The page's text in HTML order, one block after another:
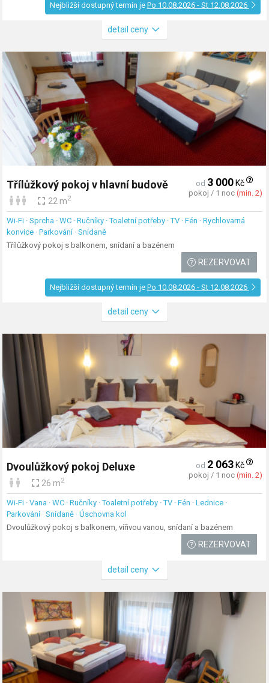
Nejbližší dostupný termín je Po 10.08.2026 - St 12.08.2026
detail ceny
Třílůžkový pokoj v hlavní budově
22 m2
od 3 000Kč
pokoj / 1 noc (min. 2)
Wi-Fi · Sprcha · WC · Ručníky · Toaletní potřeby · TV · Fén · Rychlovarná
konvice · Parkování · Snídaně
Třílůžkový pokoj s balkonem, snídaní a bazénem
REZERVOVAT
Nejbližší dostupný termín je Po 10.08.2026 - St 12.08.2026
detail ceny
Dvoulůžkový pokoj Deluxe
26 m2
od 2 063Kč
pokoj / 1 noc (min. 2)
Wi-Fi · Vana · WC · Ručníky · Toaletní potřeby · TV · Fén · Lednice ·
Parkování · Snídaně · Úschovna kol
Dvoulůžkový pokoj s balkonem, vířivou vanou, snídaní a bazénem
REZERVOVAT
detail ceny